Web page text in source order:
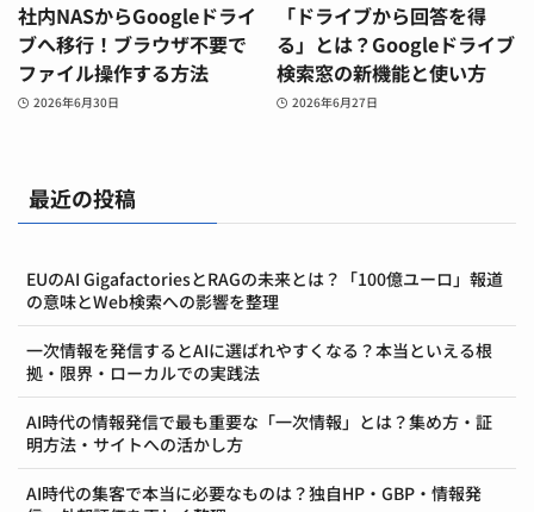
社内NASからGoogleドライ
ブへ移行！ブラウザ不要で
ファイル操作する方法
2026年6月30日
「ドライブから回答を得
る」とは？Googleドライブ
検索窓の新機能と使い方
2026年6月27日
最近の投稿
EUのAI GigafactoriesとRAGの未来とは？「100億ユーロ」報道
の意味とWeb検索への影響を整理
一次情報を発信するとAIに選ばれやすくなる？本当といえる根
拠・限界・ローカルでの実践法
AI時代の情報発信で最も重要な「一次情報」とは？集め方・証
明方法・サイトへの活かし方
AI時代の集客で本当に必要なものは？独自HP・GBP・情報発